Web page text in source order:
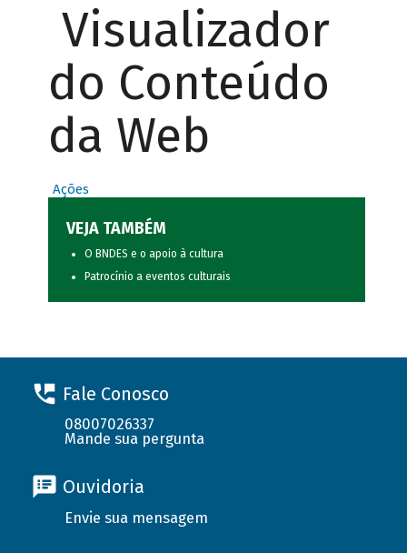
Visualizador
do Conteúdo
da Web
Ações
VEJA TAMBÉM
O BNDES e o apoio à cultura
Patrocínio a eventos culturais
Fale Conosco
08007026337
Mande sua pergunta
Ouvidoria
Envie sua mensagem